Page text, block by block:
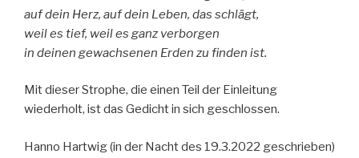
auf dein Herz, auf dein Leben, das schlägt,
weil es tief, weil es ganz verborgen
in deinen gewachsenen Erden zu finden ist.
Mit dieser Strophe, die einen Teil der Einleitung
wiederholt, ist das Gedicht in sich geschlossen.
Hanno Hartwig (in der Nacht des 19.3.2022 geschrieben)